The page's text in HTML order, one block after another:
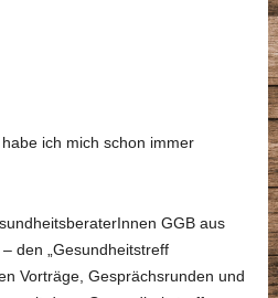
ich mich schon immer
GGB aus
den „Gesundheitstreff
Vorträge, Gesprächsrunden und